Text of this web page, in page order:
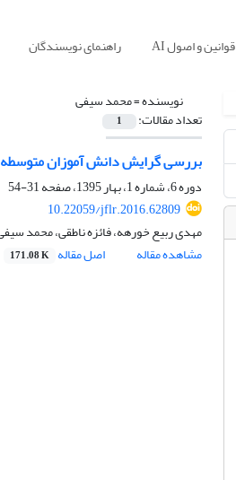
قوانین و اصول AI راهنمای نویسندگان
نویسنده =محمد سیفی
تعداد مقالات: 1
بررسی گرایش دانش آموزان متوسطه
دوره 6، شماره 1، بهار 1395، صفحه
31-54
10.22059/jflr.2016.62809
مهدی ربیع خورهه، فائزه ناطقی، محمد
مشاهده مقاله
اصل مقاله 171.08 K